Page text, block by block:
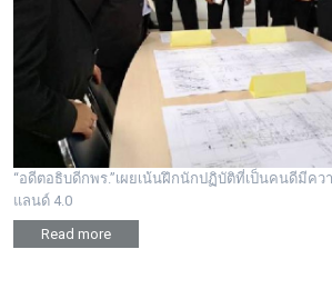
“อดีตอธิบดีกพร.”เผยเน้นฝึกนักปฏิบัติที่เป็นคนดีมีคว
แลนด์ 4.0
Read more